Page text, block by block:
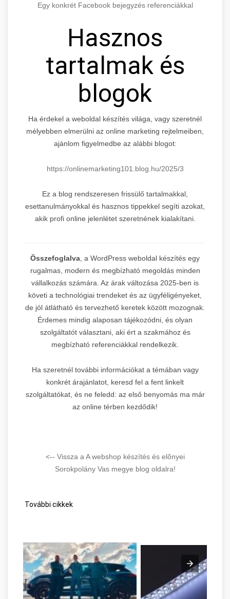
Egy konkrét Facebook bejegyzés referenciákkal
Hasznos
tartalmak és
blogok
Ha érdekel a weboldal készítés világa, vagy szeretnél
mélyebben elmerülni az online marketing rejtelmeiben,
ajánlom figyelmedbe az alábbi blogot:
https://onlinemarketing101.blog.hu/2025/3
Ez a blog rendszeresen frissülő tartalmakkal,
esettanulmányokkal és hasznos tippekkel segíti azokat,
akik profi online jelenlétet szeretnének kialakítani.
Összefoglalva , a WordPress weboldal készítés egy
rugalmas, modern és megbízható megoldás minden
vállalkozás számára. Az árak változása 2025-ben is
követi a technológiai trendeket és az ügyféligényeket,
de jól átlátható és tervezhető keretek között mozognak.
Érdemes mindig alaposan tájékozódni, és olyan
szolgáltatót választani, aki ért a szakmához és
megbízható referenciákkal rendelkezik.
Ha szeretnél további információkat a témában vagy
konkrét árajánlatot, keresd fel a fent linkelt
szolgáltatókat, és ne feledd: az első benyomás ma már
az online térben kezdődik!
<-- Vissza a A webshop készítés és elõnyei
Sorokpolány Vas megye blog oldalra!
További cikkek